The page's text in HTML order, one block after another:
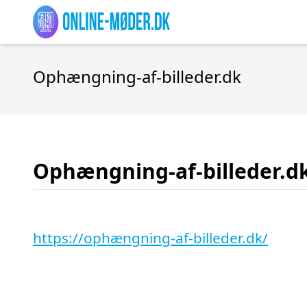
Ophængning-af-billeder.dk
Ophængning-af-
https://ophængning-af-billeder.dk/